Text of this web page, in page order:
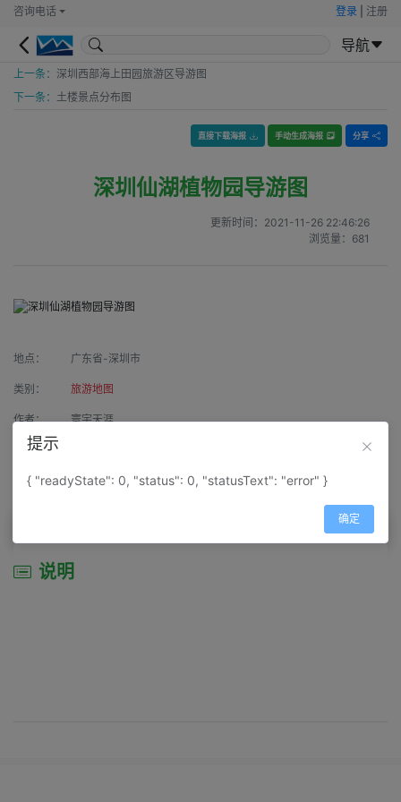
咨询电话 登录 注册
导航
上一条： 深圳西部海上田园旅游区导游图
下一条： 土楼景点分布图
直接下载海报 手动生成海报 分享
深圳仙湖植物园导游图
更新时间： 2021-11-26 22:46:26
浏览量： 681
地点： 广东省-深圳市
类别： 旅游地图
作者： 寰宇天涯
来源：
属性： 地图属性： 地图类型-景区导游图
说明
提示
{ "readyState": 0, "status": 0, "statusText": "error" }
确定